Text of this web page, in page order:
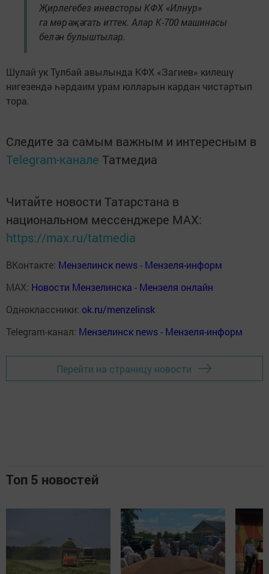
Җирлегебез иневсторы КФХ «Илнур»
га мөрәҗәгать иттек. Алар К-700 машинасы
белән булыштылар.
Шулай ук Тулбай авылында КФХ «Загиев» килешү
нигезендә һәрдаим урам юлларын кардан чистартып
тора.
Следите за самым важным и интересным в
Telegram-канале Татмедиа
Читайте новости Татарстана в
национальном мессенджере MАХ:
https://max.ru/tatmedia
ВКонтакте: Мензелинск news - Мензеля-информ
MAX: Новости Мензелинска - Мензеля онлайн
Одноклассники: ok.ru/menzelinsk
Telegram-канал: Мензелинск news - Мензеля-информ
Перейти на страницу новости
Топ 5 новостей